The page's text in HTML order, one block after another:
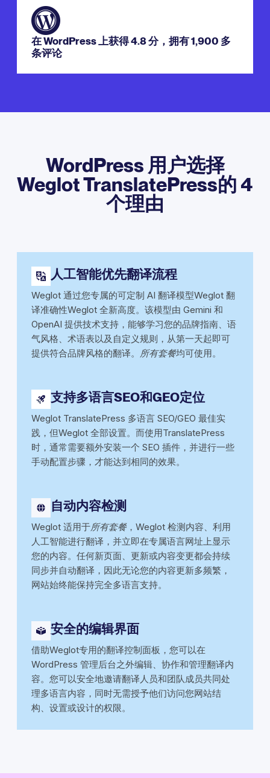
在 WordPress 上获得 4.8 分，拥有 1,900 多
条评论
WordPress 用户选择
Weglot TranslatePress的 4
个理由
人工智能优先翻译流程
Weglot 通过您专属的可定制 AI 翻译模型Weglot 翻
译准确性Weglot 全新高度。该模型由 Gemini 和
OpenAI 提供技术支持，能够学习您的品牌指南、语
气风格、术语表以及自定义规则，从第一天起即可
提供符合品牌风格的翻译。 所有套餐均可使用。
支持多语言SEO和GEO定位
Weglot TranslatePress 多语言 SEO/GEO 最佳实
践，但Weglot 全部设置。而使用TranslatePress
时，通常需要额外安装一个 SEO 插件，并进行一些
手动配置步骤，才能达到相同的效果。
自动内容检测
Weglot 适用于所有套餐，Weglot 检测内容、利用
人工智能进行翻译，并立即在专属语言网址上显示
您的内容。任何新页面、更新或内容变更都会持续
同步并自动翻译，因此无论您的内容更新多频繁，
网站始终能保持完全多语言支持。
安全的编辑界面
借助Weglot专用的翻译控制面板，您可以在
WordPress 管理后台之外编辑、协作和管理翻译内
容。您可以安全地邀请翻译人员和团队成员共同处
理多语言内容，同时无需授予他们访问您网站结
构、设置或设计的权限。